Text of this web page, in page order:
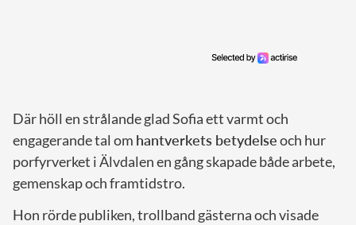
Där höll en strålande glad Sofia ett varmt och
engagerande tal om hantverkets betydelseoch hur
porfyrverket i Älvdalen en gång skapade både arbete,
gemenskap och framtidstro.
Hon rörde publiken, trollband gästerna och visade